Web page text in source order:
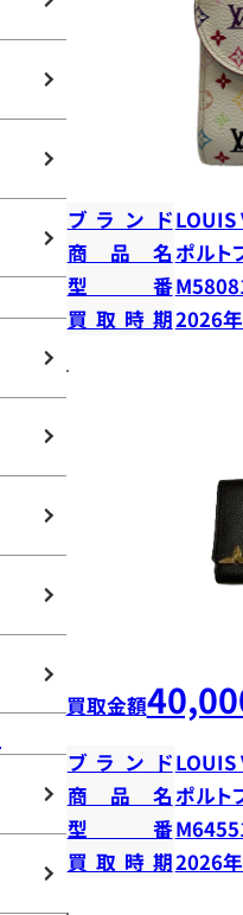
ブランドLOUIS
商品名ポルト
型番
買取時期2026
買取金額
ブランドLOUIS
商品名ポルト
型番
買取時期2026